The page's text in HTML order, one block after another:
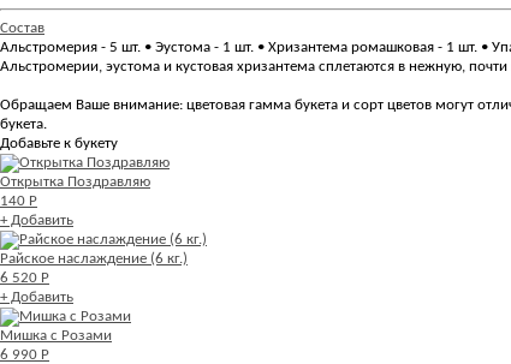
Состав
Альстромерия - 5 шт. • Эустома - 1 шт. • Хризантема ромашковая - 1 шт. •
Альстромерии, эустома и кустовая хризантема сплетаются в нежную,
Обращаем Ваше внимание: цветовая гамма букета и сорт цветов могут
букета.
Добавьте к букету
Открытка Поздравляю
140 Р
+ Добавить
Райское наслаждение (6 кг.)
6 520 Р
+ Добавить
Мишка с Розами
6 990 Р